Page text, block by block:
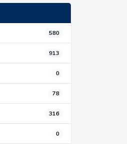
580
913
0
78
316
0